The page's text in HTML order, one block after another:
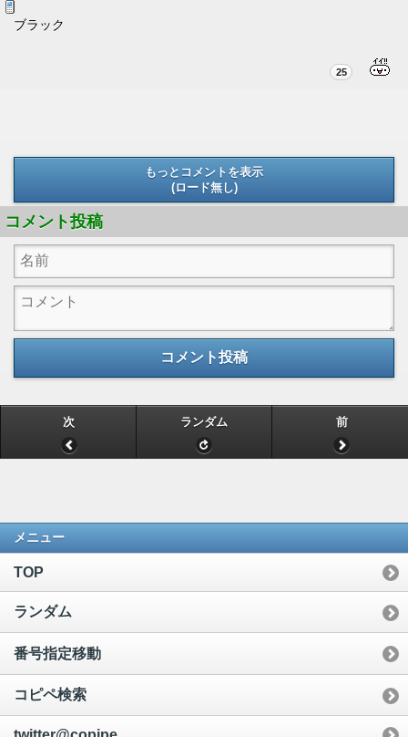
ブラック
25
もっとコメントを表示
(ロード無し)
コメント投稿
コメント投稿
次 ランダム 前
メニュー
TOP
ランダム
番号指定移動
コピペ検索